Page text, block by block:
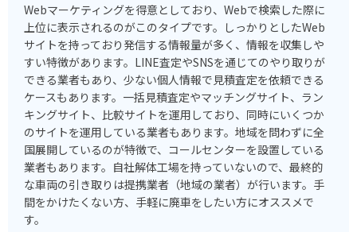
Webマーケティングを得意としており、Webで検索した際に
上位に表示されるのがこのタイプです。しっかりとしたWeb
サイトを持っており発信する情報量が多く、情報を収集しや
すい特徴があります。LINE査定やSNSを通じてのやり取りが
できる業者もあり、少ない個人情報で見積査定を依頼できる
ケースもあります。一括見積査定やマッチングサイト、ラン
キングサイト、比較サイトを運用しており、同時にいくつか
のサイトを運用している業者もあります。地域を問わずに全
国展開しているのが特徴で、コールセンターを設置している
業者もあります。自社解体工場を持っていないので、最終的
な車両の引き取りは提携業者（地域の業者）が行います。手
間をかけたくない方、手軽に廃車をしたい方にオススメで
す。